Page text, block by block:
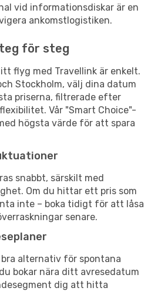
vid informationsdiskar är en
ankomstlogistiken.
för steg
flyg med Travellink är enkelt.
Stockholm, välj dina datum
priserna, filtrerade efter
Vår "Smart Choice"-
högsta värde för att spara
snabbt, särskilt med
Om du hittar ett pris som
inte – boka tidigt för att låsa
senare.
bra alternativ för spontana
bokar nära ditt avresedatum
dig att hitta